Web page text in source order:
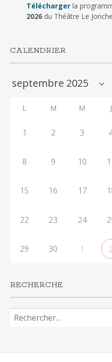
Télécharger la
2026du Théâtre Le
CALENDRIER
L M M J
1 2 3
8 9 10
15 16 17
22 23 24
29 30 1 2
RECHERCHE
Rechercher :